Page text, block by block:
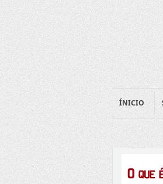
ÍNICIO